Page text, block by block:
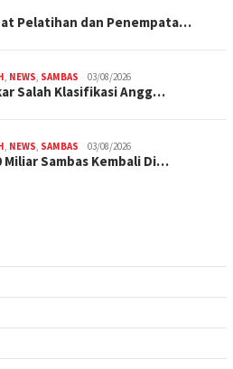
Pelatihan dan Penempata…
, NEWS, SAMBAS 03/08/2026
Salah Klasifikasi Angg…
, NEWS, SAMBAS 03/08/2026
Miliar Sambas Kembali Di…